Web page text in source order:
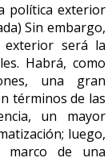
política exterior
Sin embargo,
será la
Habrá, como
una gran
términos de las
un mayor
luego,
marco de una